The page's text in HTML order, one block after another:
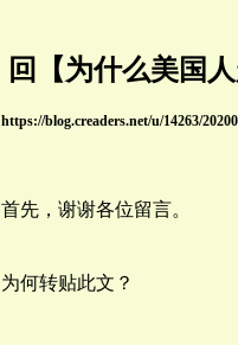
回【为什么美国
https://blog.creaders.net/u/14263/
首先，谢谢各位留言。
为何转贴此文？